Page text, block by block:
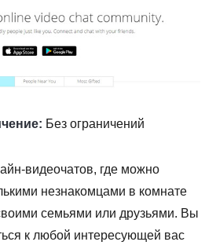
Без ограничений
видеочатов, где можно
незнакомцами в комнате
семьями или друзьями. Вы
к любой интересующей вас